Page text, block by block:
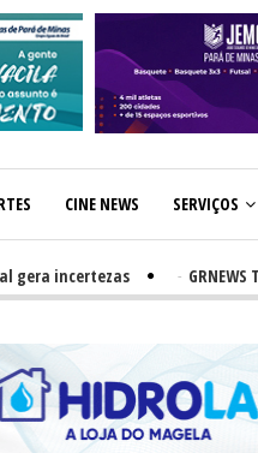
CINE NEWS SERVIÇOS
- GRNEWS TV: